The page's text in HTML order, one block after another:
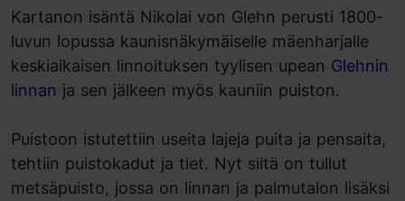
Kartanon isäntä Nikolai von Glehn perusti 1800-
luvun lopussa kaunisnäkymäiselle mäenharjalle
keskiaikaisen linnoituksen tyylisen upean Glehnin
linnan ja sen jälkeen myös kauniin puiston.
Puistoon istutettiin useita lajeja puita ja pensaita,
tehtiin puistokadut ja tiet. Nyt siitä on tullut
metsäpuisto, jossa on linnan ja palmutalon lisäksi